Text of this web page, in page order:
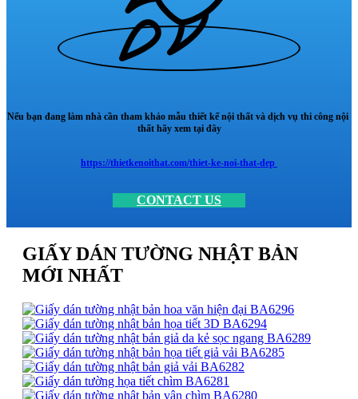
Nếu bạn đang làm nhà cần tham khảo mẫu thiết kế nội thất và dịch vụ thi công nội
thất hãy xem tại đây
https://thietkenoithat.com/thiet-ke-noi-that-dep
CONTACT US
GIẤY DÁN TƯỜNG NHẬT BẢN
MỚI NHẤT